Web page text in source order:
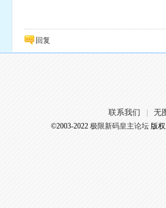
回复
联系我们 无
©2003-2022 极限新码皇主论坛版权